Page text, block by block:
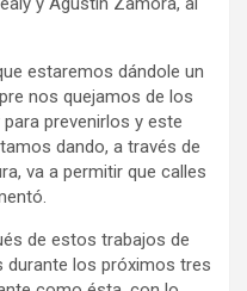
estaremos dándole un
nos quejamos de los
prevenirlos y este
dando, a través de
va a permitir que calles
de estos trabajos de
durante los próximos tres